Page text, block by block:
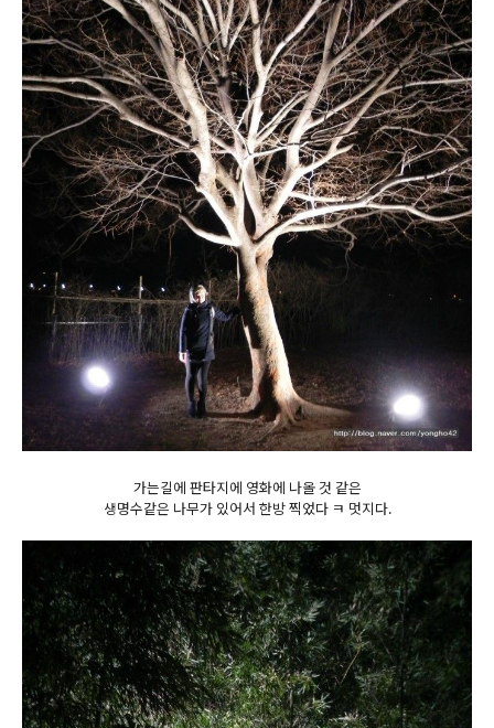
가는길에 판타지에 영화에 나올 것 같은
생명수같은 나무가 있어서 한방 찍었다 ㅋ 멋지다.